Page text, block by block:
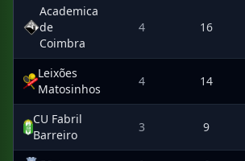
Academica
de
Coimbra
4 16
Leixões
Matosinhos
4 14
CU Fabril
Barreiro
3 9